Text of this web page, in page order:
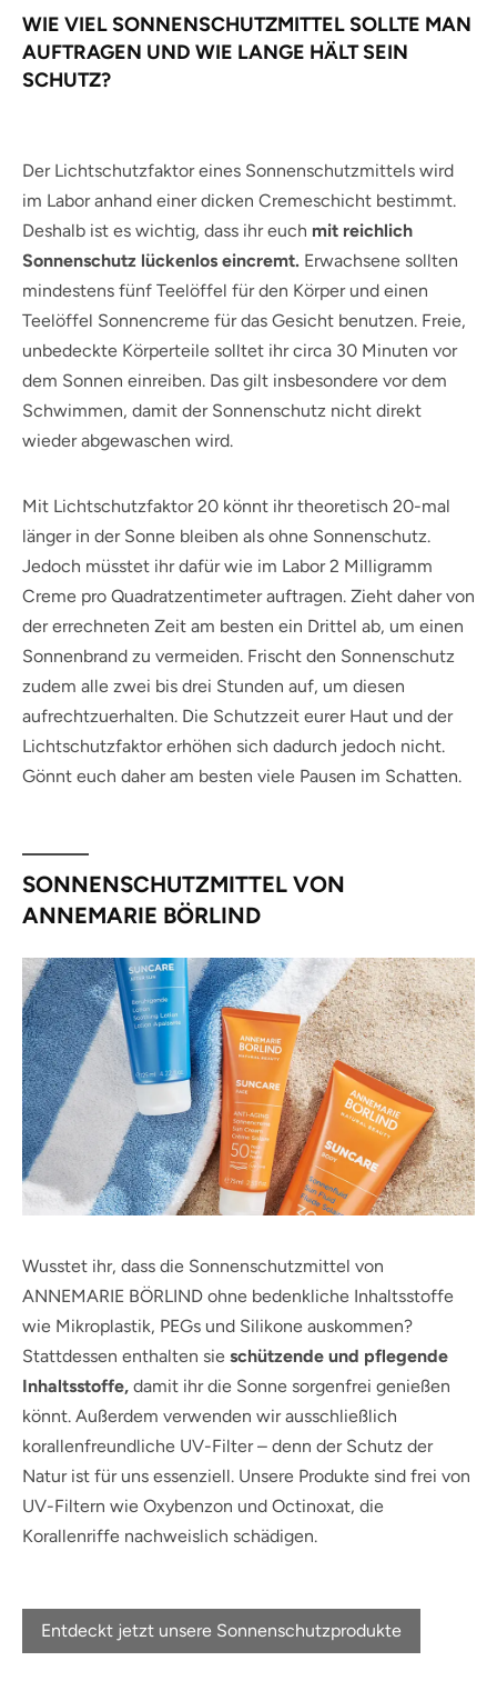
WIE VIEL SONNENSCHUTZMITTEL SOLLTE MAN
AUFTRAGEN UND WIE LANGE HÄLT SEIN
SCHUTZ?
Der Lichtschutzfaktor eines Sonnenschutzmittels wird
im Labor anhand einer dicken Cremeschicht bestimmt.
Deshalb ist es wichtig, dass ihr euch mit reichlich
Sonnenschutz lückenlos eincremt. Erwachsene sollten
mindestens fünf Teelöffel für den Körper und einen
Teelöffel Sonnencreme für das Gesicht benutzen. Freie,
unbedeckte Körperteile solltet ihr circa 30 Minuten vor
dem Sonnen einreiben. Das gilt insbesondere vor dem
Schwimmen, damit der Sonnenschutz nicht direkt
wieder abgewaschen wird.
Mit Lichtschutzfaktor 20 könnt ihr theoretisch 20-mal
länger in der Sonne bleiben als ohne Sonnenschutz.
Jedoch müsstet ihr dafür wie im Labor 2 Milligramm
Creme pro Quadratzentimeter auftragen. Zieht daher von
der errechneten Zeit am besten ein Drittel ab, um einen
Sonnenbrand zu vermeiden. Frischt den Sonnenschutz
zudem alle zwei bis drei Stunden auf, um diesen
aufrechtzuerhalten. Die Schutzzeit eurer Haut und der
Lichtschutzfaktor erhöhen sich dadurch jedoch nicht.
Gönnt euch daher am besten viele Pausen im Schatten.
SONNENSCHUTZMITTEL VON
ANNEMARIE BÖRLIND
Wusstet ihr, dass die Sonnenschutzmittel von
ANNEMARIE BÖRLIND ohne bedenkliche Inhaltsstoffe
wie Mikroplastik, PEGs und Silikone auskommen?
Stattdessen enthalten sie schützende und pflegende
Inhaltsstoffe, damit ihr die Sonne sorgenfrei genießen
könnt. Außerdem verwenden wir ausschließlich
korallenfreundliche UV-Filter – denn der Schutz der
Natur ist für uns essenziell. Unsere Produkte sind frei von
UV-Filtern wie Oxybenzon und Octinoxat, die
Korallenriffe nachweislich schädigen.
Entdeckt jetzt unsere Sonnenschutzprodukte